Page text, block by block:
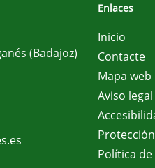
(Badajoz)
Enlaces
Inicio
Contacte
Mapa web
Aviso legal
Política de